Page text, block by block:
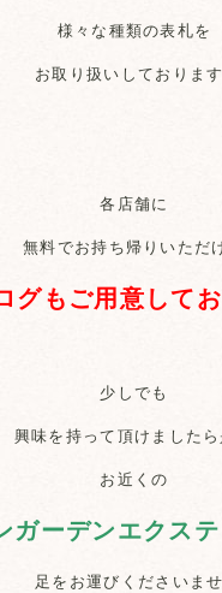
様々な種類の表札を
お取り扱いしております
各店舗に
無料でお持ち帰りいただ
グもご用意してお
少しでも
興味を持って頂けました
お近くの
ガーデンエクス
足をお運びくださいま